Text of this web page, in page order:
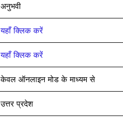
अनुभवी
यहाँ क्लिक करें
यहाँ क्लिक करें
केवल ऑनलाइन मोड के माध्यम से
उत्तर प्रदेश